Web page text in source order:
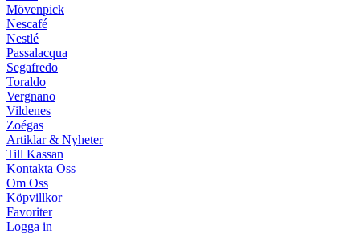
Mövenpick
Nescafé
Nestlé
Passalacqua
Segafredo
Toraldo
Vergnano
Vildenes
Zoégas
Artiklar & Nyheter
Till Kassan
Kontakta Oss
Om Oss
Köpvillkor
Favoriter
Logga in